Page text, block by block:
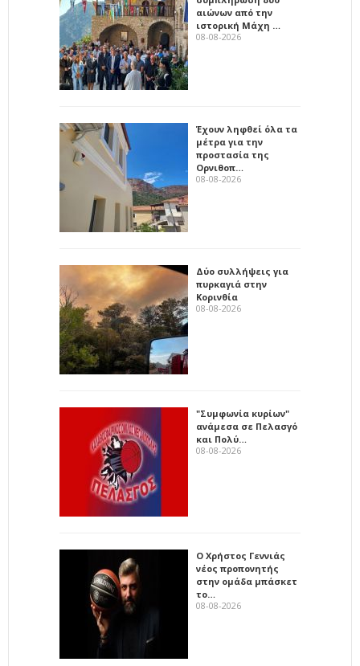
αιώνων από την
ιστορική Μάχη …
08-08-2026
Έχουν ληφθεί όλα τα
μέτρα για την
προστασία της
Ορνιθοπ…
08-08-2026
Δύο συλλήψεις για
πυρκαγιά στην
Κορινθία
08-08-2026
"Συμφωνία κυρίων"
ανάμεσα σε Πελασγό
και Πολύ…
08-08-2026
Ο Χρήστος Γεννιάς
νέος προπονητής
στην ομάδα μπάσκετ
το…
08-08-2026